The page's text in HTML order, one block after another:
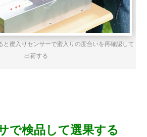
と蜜入りセンサーで蜜入りの度合いを再確認して
出荷する
で検品して選果する